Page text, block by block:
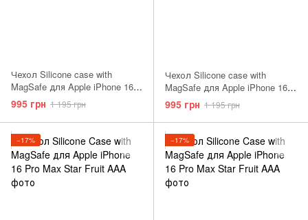
Чехол Silicone case with
MagSafe для Apple iPhone 16
Pro Max Lake Green AAA
995 грн 1 195 грн
Чехол Silicone case with
MagSafe для Apple iPhone 16
Pro Max Plum AAA
995 грн 1 195 грн
−17% −17%